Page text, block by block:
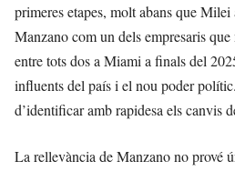
primeres etapes, molt abans que
Manzano com un dels empresaris
entre tots dos a Miami a finals del
influents del país i el nou poder
d’identificar amb rapidesa els canvis
La rellevància de Manzano no prové